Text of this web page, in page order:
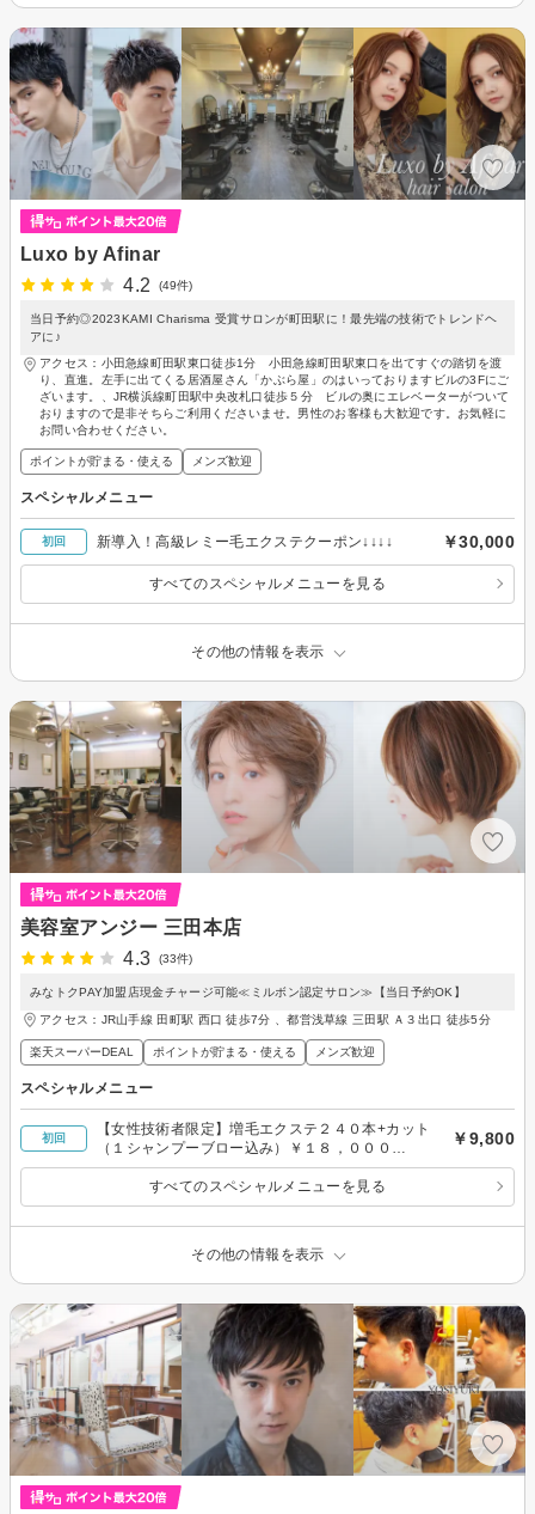
Luxo by Afinar
4.2
(49件)
当日予約◎2023KAMI Charisma 受賞サロンが町田駅に！最先端の技術でトレンドヘ
アに♪
アクセス：小田急線町田駅東口徒歩1分 小田急線町田駅東口を出てすぐの踏切を渡
り、直進。左手に出てくる居酒屋さん「かぶら屋」のはいっておりますビルの3Fにご
ざいます。、JR横浜線町田駅中央改札口徒歩５分 ビルの奥にエレベーターがついて
おりますので是非そちらご利用くださいませ。男性のお客様も大歓迎です。お気軽に
お問い合わせください。
ポイントが貯まる・使える メンズ歓迎
スペシャルメニュー
初回 新導入！高級レミー毛エクステクーポン↓↓↓↓ ￥30,000
すべてのスペシャルメニューを見る
その他の情報を表示
美容室アンジー 三田本店
4.3
(33件)
みなトクPAY加盟店現金チャージ可能≪ミルボン認定サロン≫【当日予約OK】
アクセス：JR山手線 田町駅 西口 徒歩7分 、都営浅草線 三田駅 Ａ３出口 徒歩5分
楽天スーパーDEAL ポイントが貯まる・使える メンズ歓迎
スペシャルメニュー
初回
【女性技術者限定】増毛エクステ２４０本+カット
（１シャンプーブロー込み）￥１８，０００
→￥９，８００
￥9,800
すべてのスペシャルメニューを見る
その他の情報を表示